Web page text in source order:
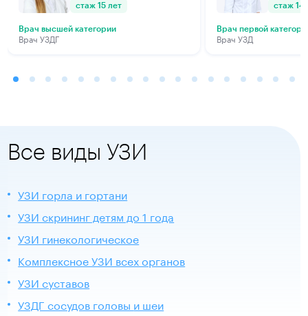
стаж 15 лет
Врач высшей категории
Врач УЗДГ
стаж 14
Врач первой
Врач УЗД
Все виды УЗИ
УЗИ горла и гортани
УЗИ скрининг детям до 1 года
УЗИ гинекологическое
Комплексное УЗИ всех органов
УЗИ суставов
УЗДГ сосудов головы и шеи